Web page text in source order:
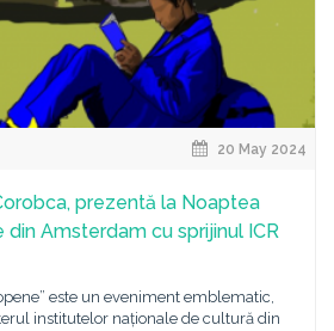
20 May 2024
prezentă la Noaptea
din Amsterdam cu sprijinul ICR
este un eveniment emblematic,
institutelor naționale de cultură din